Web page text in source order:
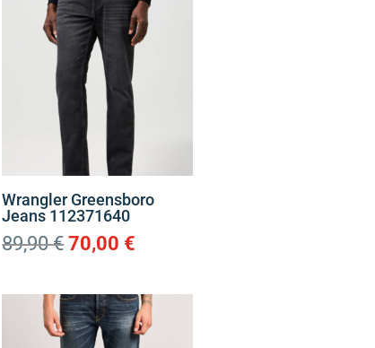
40,00 €.
Wrangler Greensboro
Jeans 112371640
89,90€Original
was:
89,90 €.
70,00 €
τιμή
είναι:
70,00 €.